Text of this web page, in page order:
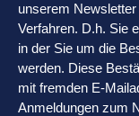
unserem
Verfahren. D.h. Sie
in der Sie um die
werden. Diese
mit fremden E-
Anmeldungen zum